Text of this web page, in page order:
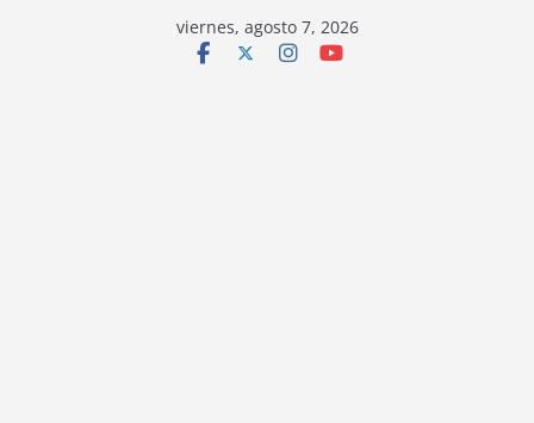
viernes, agosto 7, 2026